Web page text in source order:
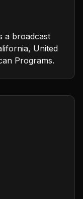
a broadcast
United
Programs.